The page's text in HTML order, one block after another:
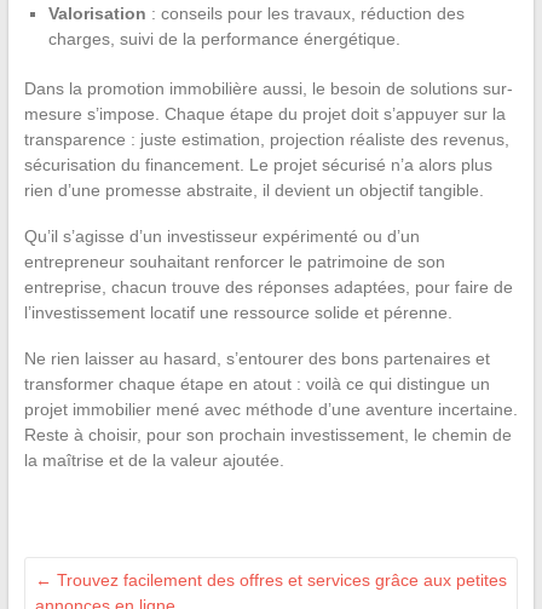
Valorisation : conseils pour les travaux, réduction des
charges, suivi de la performance énergétique.
Dans la promotion immobilière aussi, le besoin de solutions sur-
mesure s’impose. Chaque étape du projet doit s’appuyer sur la
transparence : juste estimation, projection réaliste des revenus,
sécurisation du financement. Le projet sécurisé n’a alors plus
rien d’une promesse abstraite, il devient un objectif tangible.
Qu’il s’agisse d’un investisseur expérimenté ou d’un
entrepreneur souhaitant renforcer le patrimoine de son
entreprise, chacun trouve des réponses adaptées, pour faire de
l’investissement locatif une ressource solide et pérenne.
Ne rien laisser au hasard, s’entourer des bons partenaires et
transformer chaque étape en atout : voilà ce qui distingue un
projet immobilier mené avec méthode d’une aventure incertaine.
Reste à choisir, pour son prochain investissement, le chemin de
la maîtrise et de la valeur ajoutée.
← Trouvez facilement des offres et services grâce aux petites